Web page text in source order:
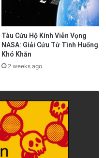
Tàu Cứu Hộ Kính Viễn Vọng
NASA: Giải Cứu Từ Tình Huống
Khó Khăn
2 weeks ago